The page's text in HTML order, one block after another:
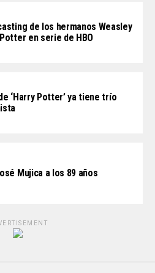
de los hermanos Weasley
en serie de HBO
‘Harry Potter’ ya tiene trío
Mujica a los 89 años